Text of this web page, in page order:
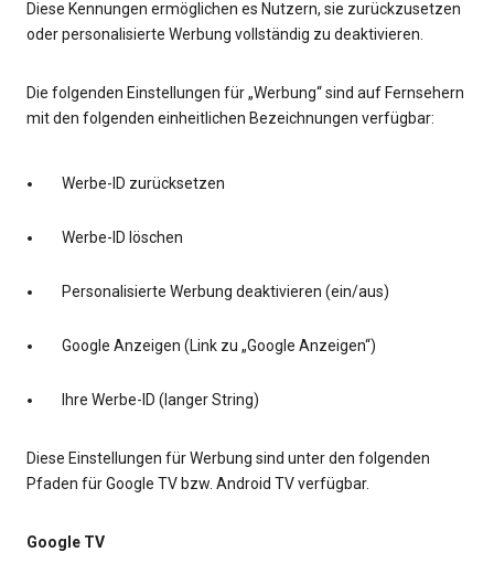
Diese Kennungen ermöglichen es Nutzern, sie zurückzusetzen
oder personalisierte Werbung vollständig zu deaktivieren.
Die folgenden Einstellungen für „Werbung“ sind auf Fernsehern
mit den folgenden einheitlichen Bezeichnungen verfügbar:
Werbe-ID zurücksetzen
Werbe-ID löschen
Personalisierte Werbung deaktivieren (ein/aus)
Google Anzeigen (Link zu „Google Anzeigen“)
Ihre Werbe-ID (langer String)
Diese Einstellungen für Werbung sind unter den folgenden
Pfaden für Google TV bzw. Android TV verfügbar.
Google TV